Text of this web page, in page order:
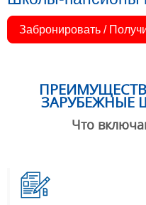
Забронировать /
ЗАРУБЕЖНЫЕ
Что